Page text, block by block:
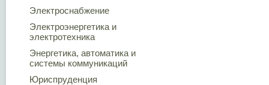
Электроснабжение
Электроэнергетика и
электротехника
Энергетика, автоматика и
системы коммуникаций
Юриспруденция